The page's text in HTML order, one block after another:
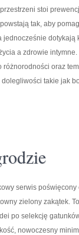
stoi
tak, aby
jednocześnie dotykają
a zdrowie
oraz
takie jak
serwis
zielony zakątek.
po selekcję
nowoczesny